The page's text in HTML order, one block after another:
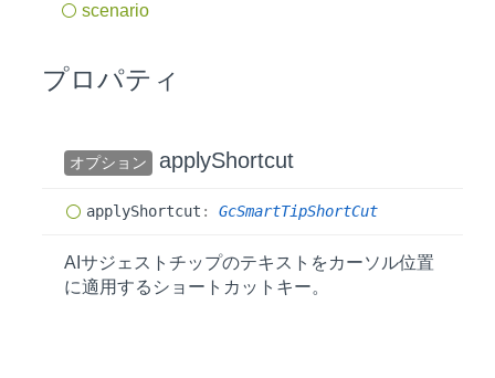
scenario
プロパティ
オプション applyShortcut
applyShortcut : GcSmartTipShortCut
AIサジェストチップのテキストをカーソル位置
に適用するショートカットキー。